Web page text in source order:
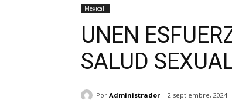
Mexicali
UNEN
SALUD
Por Administrador 2 septiembre, 2024